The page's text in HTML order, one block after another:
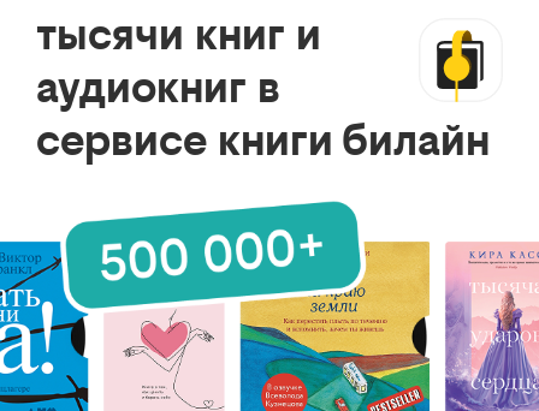
тысячи книг и
аудиокниг в
сервисе книги билайн